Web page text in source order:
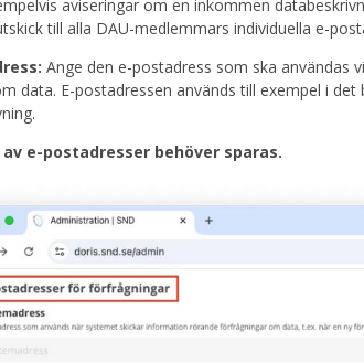
aviseringar om en inkommen
till alla DAU-medlemmars individuella e-
Ange den e-postadress som ska användas
data. E-postadressen används till exempel i
e-postadresser behöver sparas.